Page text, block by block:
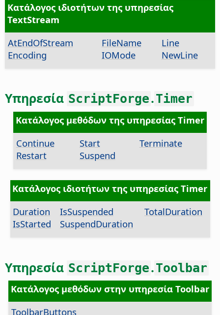
Κατάλογος ιδιοτήτων της υπηρεσίας
TextStream
AtEndOfStream
Encoding
FileName
IOMode
Line
NewLine
Υπηρεσία ScriptForge.Timer
Κατάλογος μεθόδων της υπηρεσίας Timer
Continue
Restart
Start
Suspend
Terminate
Κατάλογος ιδιοτήτων της υπηρεσίας Timer
Duration
IsStarted
IsSuspended
SuspendDuration
TotalDuration
Υπηρεσία ScriptForge.Toolbar
Κατάλογος μεθόδων στην υπηρεσία Toolbar
ToolbarButtons